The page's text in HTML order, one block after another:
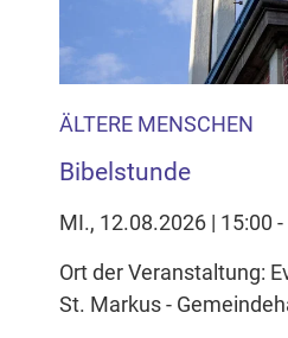
ÄLTERE MENSCHEN
Bibelstunde
MI., 12.08.2026 | 15:00 -
Ort der Veranstaltung:
St. Markus -